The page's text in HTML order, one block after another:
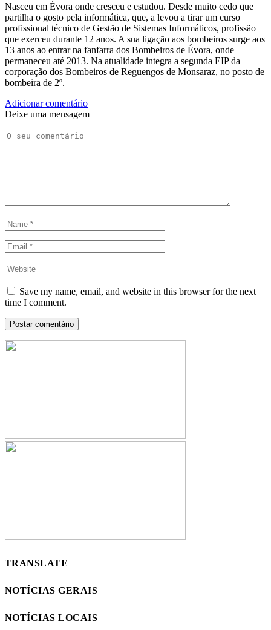
Nasceu em Évora onde cresceu e estudou. Desde muito cedo que
partilha o gosto pela informática, que, a levou a tirar um curso
profissional técnico de Gestão de Sistemas Informáticos, profissão
que exerceu durante 12 anos. A sua ligação aos bombeiros surge aos
13 anos ao entrar na fanfarra dos Bombeiros de Évora, onde
permaneceu até 2013. Na atualidade integra a segunda EIP da
corporação dos Bombeiros de Reguengos de Monsaraz, no posto de
bombeira de 2º.
Adicionar comentário
Deixe uma mensagem
Save my name, email, and website in this browser for the next
time I comment.
TRANSLATE
NOTÍCIAS GERAIS
NOTÍCIAS LOCAIS